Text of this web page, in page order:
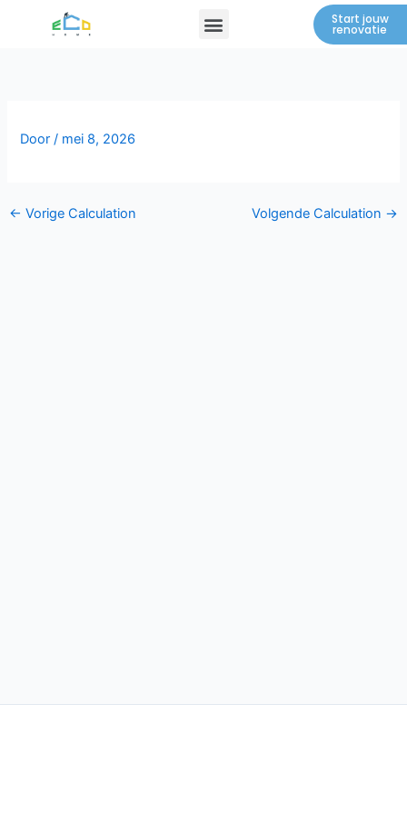
Menu Start jouw
renovatie
Door/ mei 8, 2026
← Vorige Calculation Volgende Calculation →